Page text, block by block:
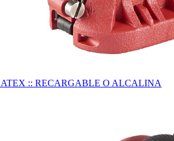
ATEX :: RECARGABLE O ALCALINA